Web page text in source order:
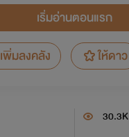
เริ่มอ่านตอนแรก
เพิ่มลงคลัง
ให้ดาว
30.3K